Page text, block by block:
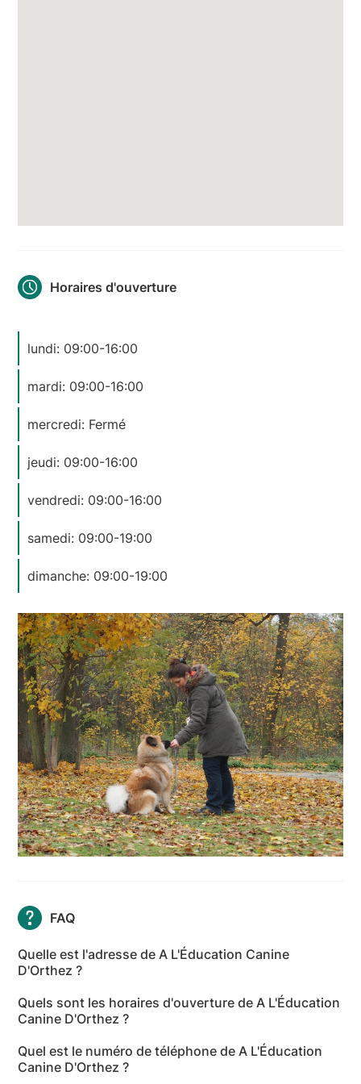
Horaires d'ouverture
lundi: 09:00-16:00
mardi: 09:00-16:00
mercredi: Fermé
jeudi: 09:00-16:00
vendredi: 09:00-16:00
samedi: 09:00-19:00
dimanche: 09:00-19:00
FAQ
Quelle est l'adresse de A L'Éducation Canine
D'Orthez ?
L'adresse de A L'Éducation Canine D'Orthez est 1147
Chemin d'Eslayas, 64300 Orthez - Pyrénées-
Atlantiques
Quels sont les horaires d'ouverture de A L'Éducation
Canine D'Orthez ?
Les horaires d'ouverture de A L'Éducation Canine
D'Orthez sont les suivants : lundi: 09:00-16:00 -
mardi: 09:00-16:00 - mercredi: Fermé - jeudi: 09:00-
Quel est le numéro de téléphone de A L'Éducation
Canine D'Orthez ?